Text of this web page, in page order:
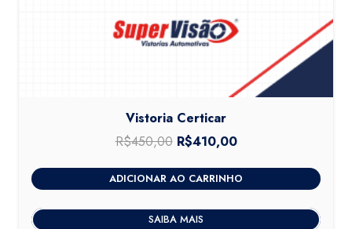
Vistoria Certicar
R$450,00 O
preço
original
era:
R$410,00O
preço
atual
é:
ADICIONAR AO CARRINHO
SAIBA MAIS